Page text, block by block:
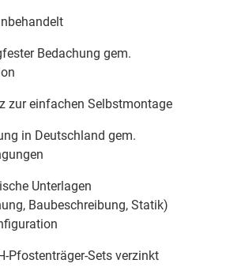
Bedachung gem.
zur einfachen Selbstmontage
in Deutschland gem.
Unterlagen
Baubeschreibung, Statik)
Pfostenträger-Sets verzinkt